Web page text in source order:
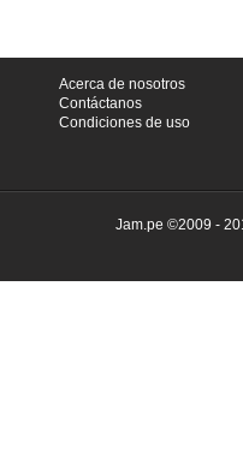
Acerca de nosotros
Contáctanos
Condiciones de uso
Jam.pe ©2009 -